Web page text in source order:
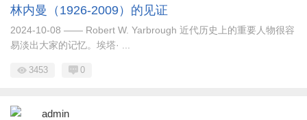
林内曼（1926-2009）的见证
2024-10-08 —— Robert W. Yarbrough 近代历史上的重要人物很容
易淡出大家的记忆。埃塔· ...
3453 0
admin